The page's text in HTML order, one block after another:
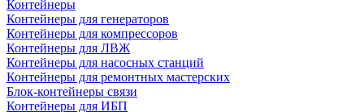
Контейнеры
Контейнеры для генераторов
Контейнеры для компрессоров
Контейнеры для ЛВЖ
Контейнеры для насосных станций
Контейнеры для ремонтных мастерских
Блок-контейнеры связи
Контейнеры для ИБП